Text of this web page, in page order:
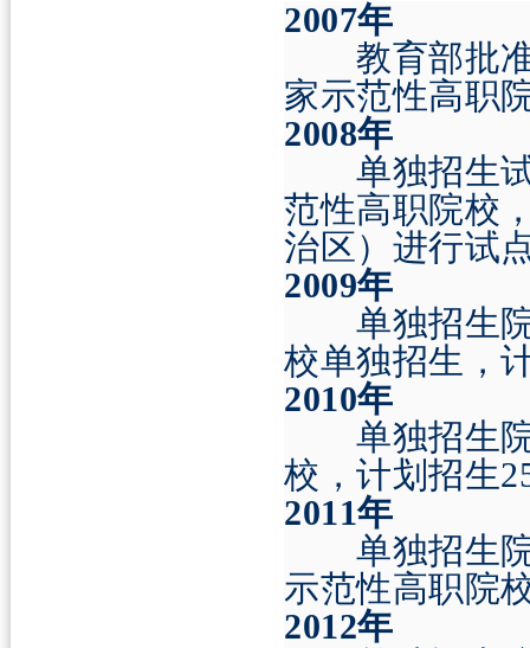
2007年
教育部批准
家示范性高职
2008年
单独招生试
范性高职院校
治区）进行试
2009年
单独招生院
校单独招生，
2010年
单独招生院
校，计划招生
2011年
单独招生院
示范性高职院
2012年